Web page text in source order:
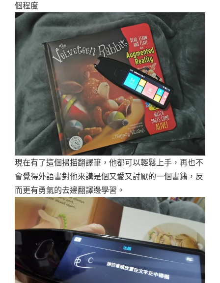
個程度
現在有了這個掃描翻譯筆，他都可以輕鬆上手，再也不
會覺得外語書對他來講是個又愛又討厭的一個書籍，反
而更有勇氣的去邊翻譯邊學習。